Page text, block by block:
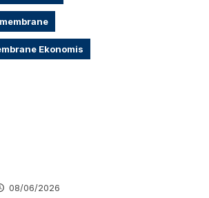
Ekonomis
08/06/2026